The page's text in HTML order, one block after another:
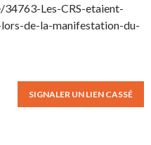
Les-CRS-etaient-
de-la-manifestation-du-
SIGNALER UN LIEN CASSÉ